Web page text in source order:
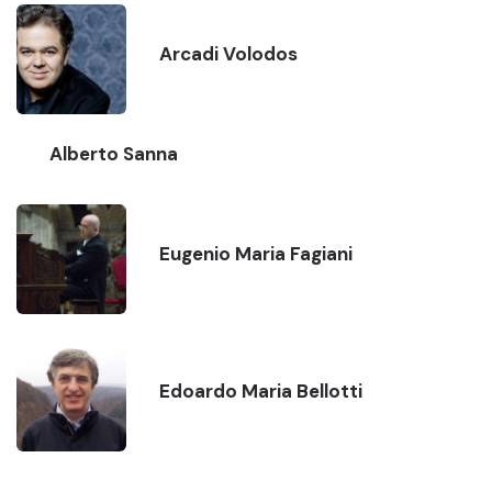
Arcadi Volodos
Alberto Sanna
Eugenio Maria Fagiani
Edoardo Maria Bellotti